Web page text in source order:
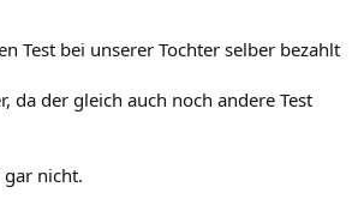
Test bei unserer Tochter selber bezahlt
da der gleich auch noch andere Test
gar nicht.